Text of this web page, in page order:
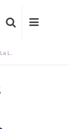
15 Títulos Propios de la Universidad de La Laguna para ‘reciclarse’ profesionalmente